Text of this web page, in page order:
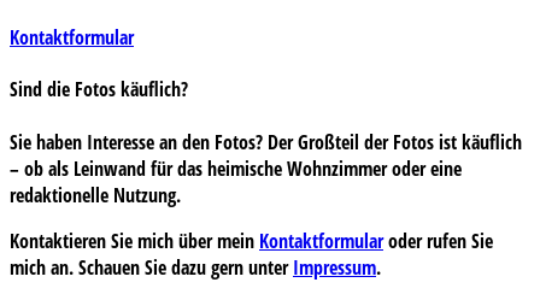
Kontaktformular
Sind die Fotos käuflich?
Sie haben Interesse an den Fotos? Der Großteil der Fotos ist käuflich
– ob als Leinwand für das heimische Wohnzimmer oder eine
redaktionelle Nutzung.
Kontaktieren Sie mich über mein Kontaktformularoder rufen Sie
mich an. Schauen Sie dazu gern unterImpressum.